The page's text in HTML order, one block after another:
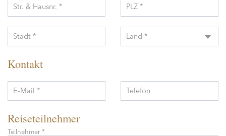
Str. & Hausnr. * PLZ *
Stadt * Land *
Kontakt
E-Mail * Telefon
Reiseteilnehmer
Teilnehmer *